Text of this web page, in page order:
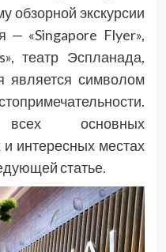
обзорной экскурсии
— «Singapore Flyer»,
театр Эспланада,
является символом
основных
и интересных местах
статье.